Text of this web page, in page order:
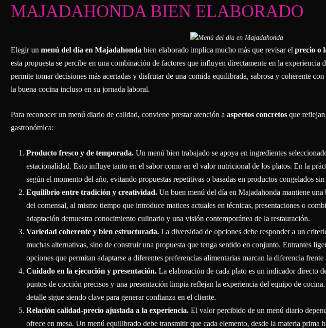
MAJADAHONDA BIEN ELABORADO
Elegir un menú del día en Majadahonda bien elaborado implica mucho más que revisar el precio o
esta propuesta se percibe en una combinación de factores que influyen directamente en la experiencia
permite tomar decisiones más acertadas y disfrutar de una comida equilibrada, sabrosa y coherente
la buena cocina incluso en su jornada laboral.
Para reconocer un menú diario de calidad, conviene prestar atención a aspectos concretos que
gastronómica:
Producto fresco y de temporada. Un menú bien trabajado se apoya en ingredientes
estacionalidad. Esto influye tanto en el sabor como en el valor nutricional de los platos. En la
según el momento del año, evitando propuestas repetitivas o basadas en productos congelados
Equilibrio entre tradición y creatividad. Un buen menú del día en Majadahonda mantiene
del comensal, al mismo tiempo que introduce matices actuales en técnicas, presentaciones o
adaptación demuestra conocimiento culinario y una visión contemporánea de la restauración.
Variedad coherente y bien estructurada. La diversidad de opciones debe responder a un
muchas alternativas, sino de construir una propuesta que tenga sentido en conjunto. Entrantes
opciones que permitan adaptarse a diferentes preferencias alimentarias marcan la diferencia frente
Cuidado en la ejecución y presentación. La elaboración de cada plato es un indicador directo
puntos de cocción precisos y una presentación limpia reflejan la experiencia del equipo de
detalle sigue siendo clave para generar confianza en el cliente.
Relación calidad-precio ajustada a la experiencia. El valor percibido de un menú diario
ofrece en mesa. Un menú equilibrado debe transmitir que cada elemento, desde la materia prima